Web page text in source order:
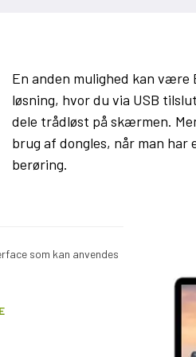
En anden mulighed kan være
løsning, hvor du via USB
dele trådløst på skærmen.
brug af dongles, når man
berøring.
som kan anvendes